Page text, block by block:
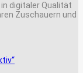
in digitaler Qualität
Zuschauern und